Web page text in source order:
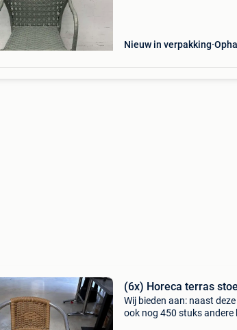
Nieuw in verpakking
(6x) Horeca terras
Wij bieden aan: naast
ook nog 450 stuks